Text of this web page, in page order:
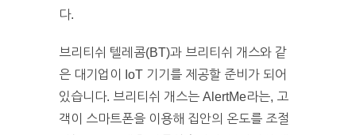
다.
브리티쉬 텔레콤(BT)과 브리티쉬 개스와 같
은 대기업이 IoT 기기를 제공할 준비가 되어
있습니다. 브리티쉬 개스는 AlertMe라는, 고
객이 스마트폰을 이용해 집안의 온도를 조절